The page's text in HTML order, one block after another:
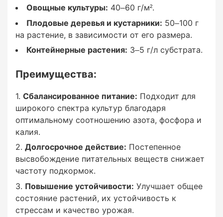
Рекомендуемые
дозировки:
Овощные культуры:
40–60 г/м².
Плодовые деревья и кустарники:
Овощные культуры: 40–60 г/м².
Плодовые деревья и кустарники: 50–100 г
на растение, в зависимости от его размера.
Контейнерные растения: 3–5 г/л субстрата.
Преимущества:
Сбалансированное питание: Подходит для
широкого спектра культур благодаря
оптимальному соотношению азота, фосфора и
калия.
Долгосрочное действие: Постепенное
высвобождение питательных веществ снижает
частоту подкормок.
Повышение устойчивости: Улучшает общее
состояние растений, их устойчивость к
стрессам и качество урожая.